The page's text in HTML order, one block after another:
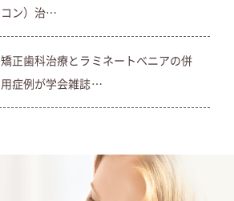
コン）治…
矯正歯科治療とラミネートベニアの併
用症例が学会雑誌…